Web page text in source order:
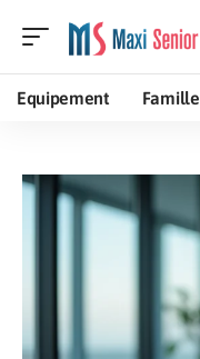
Equipement Famille